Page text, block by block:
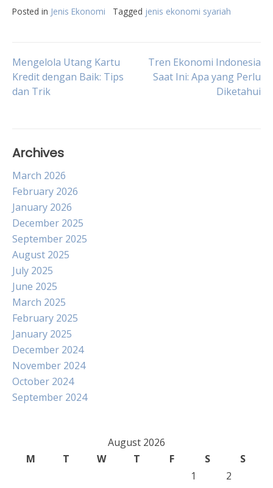
Posted in Jenis Ekonomi Tagged jenis ekonomi syariah
Post
navigation
Mengelola Utang Kartu
Kredit dengan Baik: Tips
dan Trik
Tren Ekonomi Indonesia
Saat Ini: Apa yang Perlu
Diketahui
Archives
March 2026
February 2026
January 2026
December 2025
September 2025
August 2025
July 2025
June 2025
March 2025
February 2025
January 2025
December 2024
November 2024
October 2024
September 2024
August 2026
M
T W T F S
S
1
2